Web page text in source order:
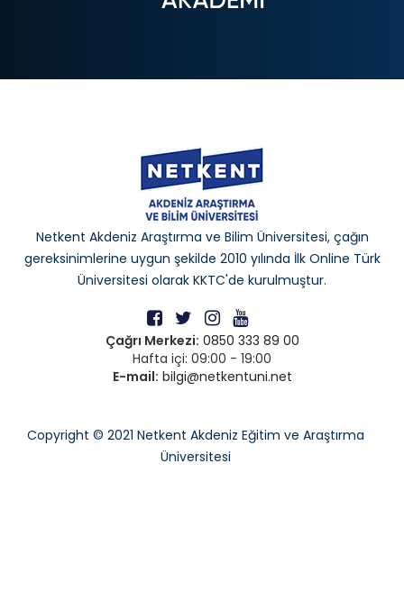
Netkent Akdeniz Araştırma ve Bilim Üniversitesi, çağın
gereksinimlerine uygun şekilde 2010 yılında İlk Online Türk
Üniversitesi olarak KKTC'de kurulmuştur.
Çağrı Merkezi: 0850 333 89 00
Hafta içi: 09:00 - 19:00
E-mail: bilgi@netkentuni.net
Copyright © 2021 Netkent Akdeniz Eğitim ve Araştırma
Üniversitesi